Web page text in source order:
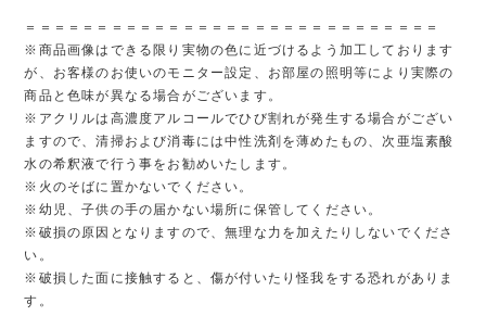
＝＝＝＝＝＝＝＝＝＝＝＝＝＝＝＝＝＝＝＝＝＝＝＝＝＝＝＝＝
※商品画像はできる限り実物の色に近づけるよう加工しております
が、お客様のお使いのモニター設定、お部屋の照明等により実際の
商品と色味が異なる場合がございます。
※アクリルは高濃度アルコールでひび割れが発生する場合がござい
ますので、清掃および消毒には中性洗剤を薄めたもの、次亜塩素酸
水の希釈液で行う事をお勧めいたします。
※火のそばに置かないでください。
※幼児、子供の手の届かない場所に保管してください。
※破損の原因となりますので、無理な力を加えたりしないでくださ
い。
※破損した面に接触すると、傷が付いたり怪我をする恐れがありま
す。